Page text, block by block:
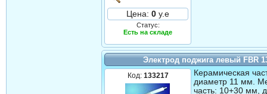
Цена: 0 у.е
Статус:
Есть на складе
Электрод поджига левый FBR
Код: 133217
Керамическая
диаметр 11 мм.
часть: 10+30 мм,